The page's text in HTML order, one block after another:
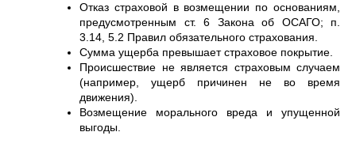
Отказ страховой в возмещении по основаниям,
предусмотренным ст. 6 Закона об ОСАГО; п.
3.14, 5.2 Правил обязательного страхования.
Сумма ущерба превышает страховое покрытие.
Происшествие не является страховым случаем
(например, ущерб причинен не во время
движения).
Возмещение морального вреда и упущенной
выгоды.